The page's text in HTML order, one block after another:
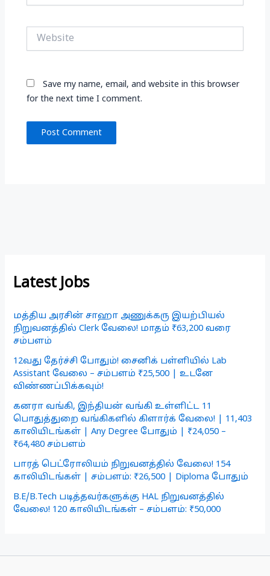
Website
Save my name, email, and website in this browser
for the next time I comment.
Latest Jobs
மத்திய அரசின் சாஹா அணுக்கரு இயற்பியல்
நிறுவனத்தில் Clerk வேலை! மாதம் ₹63,200 வரை
சம்பளம்
12வது தேர்ச்சி போதும்! சைனிக் பள்ளியில் Lab
Assistant வேலை – சம்பளம் ₹25,500 | உடனே
விண்ணப்பிக்கவும்!
கனரா வங்கி, இந்தியன் வங்கி உள்ளிட்ட 11
பொதுத்துறை வங்கிகளில் கிளார்க் வேலை! | 11,403
காலியிடங்கள் | Any Degree போதும் | ₹24,050 –
₹64,480 சம்பளம்
பாரத் பெட்ரோலியம் நிறுவனத்தில் வேலை! 154
காலியிடங்கள் | சம்பளம்: ₹26,500 | Diploma போதும்
B.E/B.Tech படித்தவர்களுக்கு HAL நிறுவனத்தில்
வேலை! 120 காலியிடங்கள் – சம்பளம்: ₹50,000